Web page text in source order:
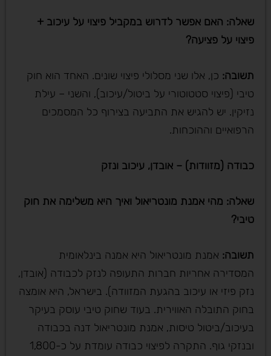
שאלה: האם אפשר לדרוש במקביל פיצוי על עיכוב +
פיצוי על פציעה?
תשובה: כן, אלו שני מסלולי פיצוי שונים. האחד הוא חוק
טיבי (פיצוי סטטוטורי על ביטול/עיכוב), והשני – עילת
נזיקין. יש להגיש את התביעה בצירוף כל המסמכים
הרפואיים וההוכחות.
כבודה (מזוודות) – אובדן, עיכוב ונזק
שאלה: מהי אמנת מונטריאול ואיך היא משלימה את חוק
טיבי?
תשובה: אמנת מונטריאול היא אמנה בינלאומית
המסדירה אחריות חברות התעופה לנזק לכבודה (אובדן,
נזק פיזי או עיכוב בהגעת המזוודה). בישראל, היא אומצה
בחוק התובלה האווירית. בעוד שחוק טיבי עוסק בעיקר
בעיכוב/ביטול טיסות, אמנת מונטריאול דנה בכבודה
ובנזקי גוף. התקרה לפיצוי כבודה עומדת על כ-1,800